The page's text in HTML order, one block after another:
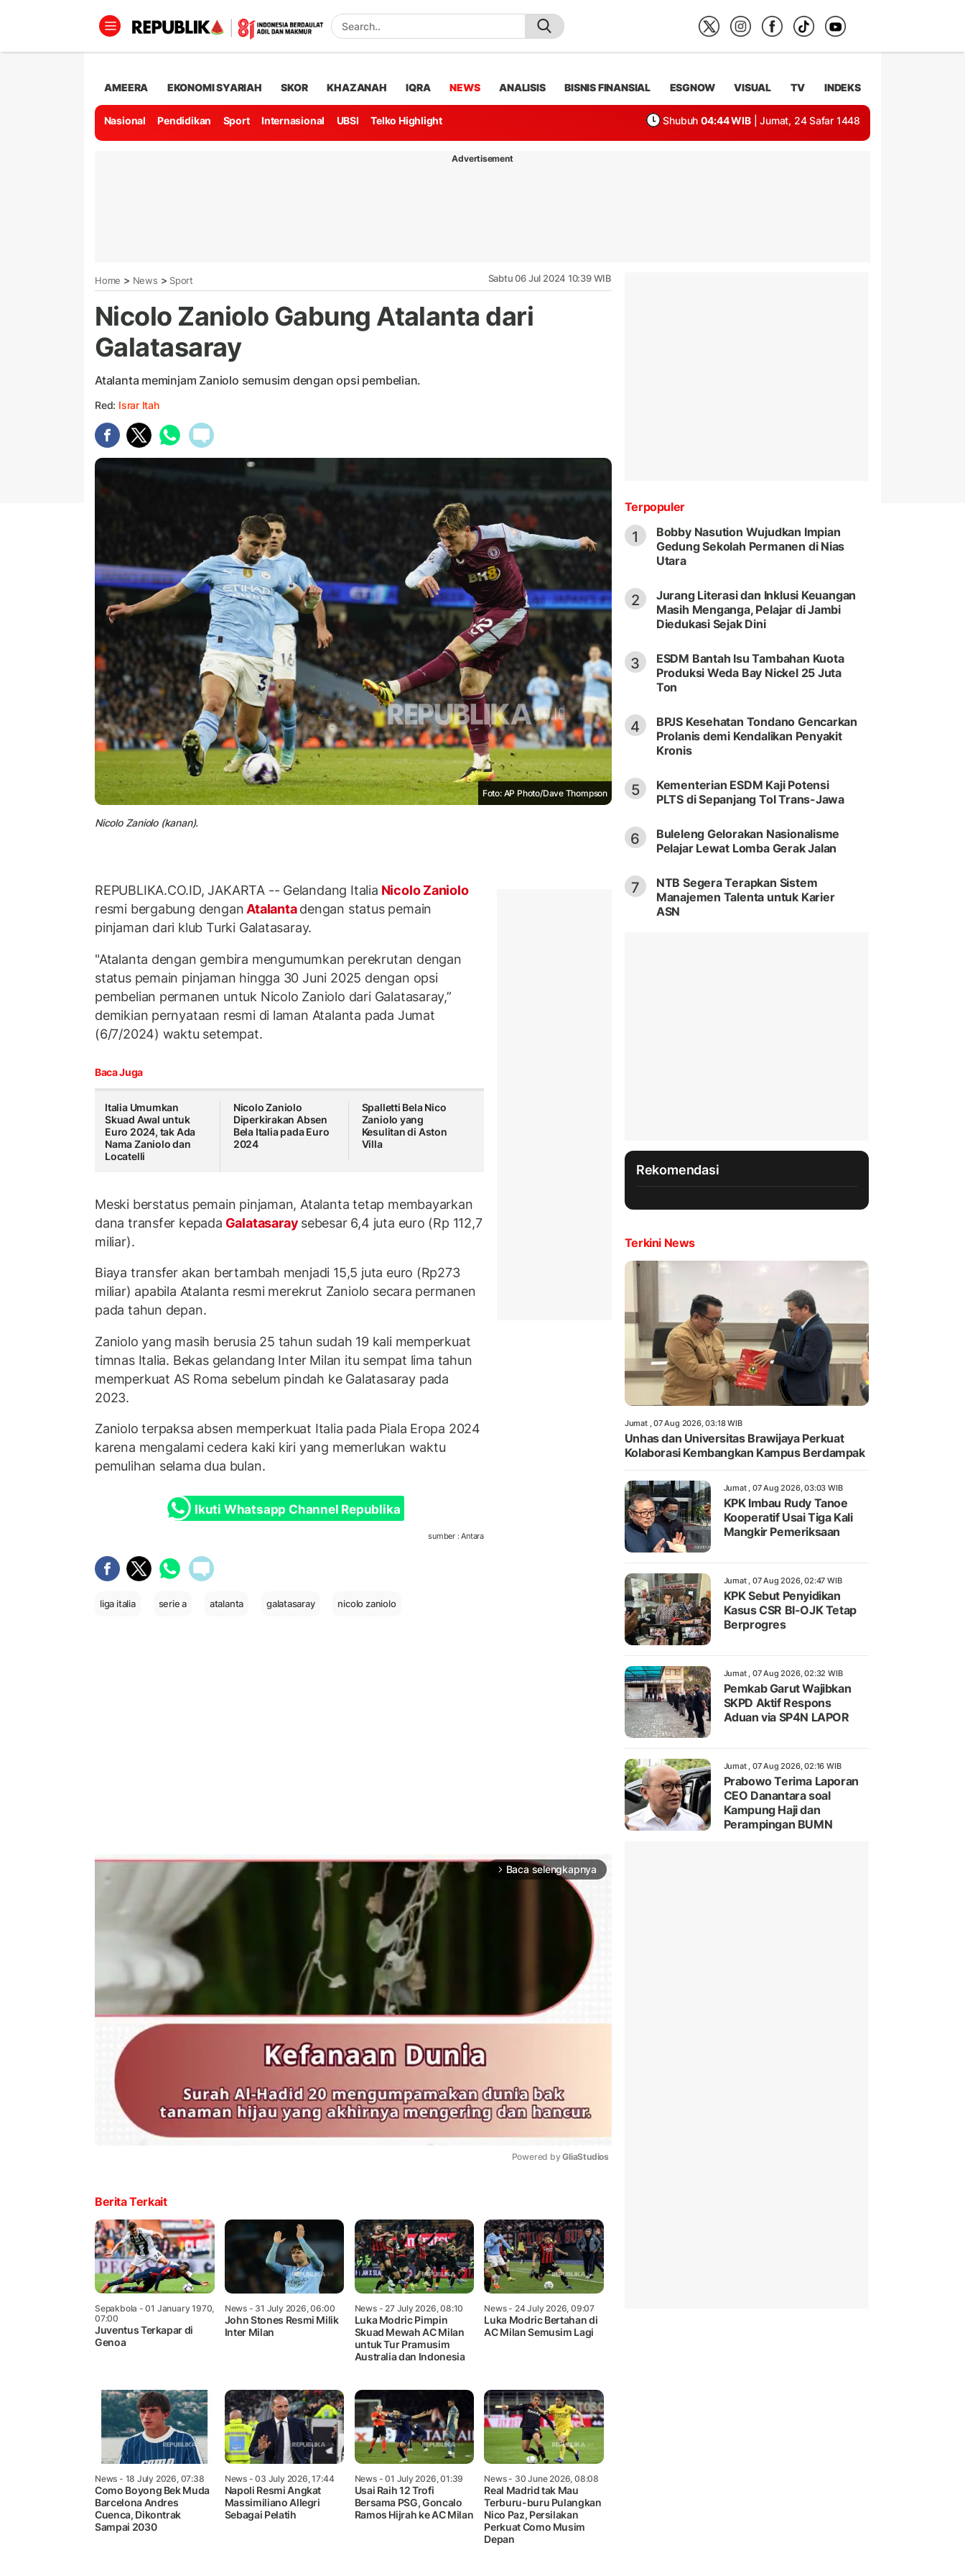
AMEERA EKONOMI SYARIAH SKOR KHAZANAH IQRA NEWS ANALISIS BISNIS FINANSIAL ESGNOW VISUAL TV INDEKS
Nasional Pendidikan Sport Internasional UBSI Telko Highlight Shubuh 04:44 WIB | Jumat, 24 Safar 1448
Advertisement
Home > News > Sport Sabtu 06 Jul 2024 10:39 WIB
Nicolo Zaniolo Gabung Atalanta dari
Galatasaray
Atalanta meminjam Zaniolo semusim dengan opsi pembelian.
Red: Israr Itah
Foto: AP Photo/Dave Thompson
Nicolo Zaniolo (kanan).
REPUBLIKA.CO.ID, JAKARTA -- Gelandang Italia Nicolo Zaniolo
resmi bergabung dengan Atalantadengan status pemain
pinjaman dari klub Turki Galatasaray.
"Atalanta dengan gembira mengumumkan perekrutan dengan
status pemain pinjaman hingga 30 Juni 2025 dengan opsi
pembelian permanen untuk Nicolo Zaniolo dari Galatasaray,”
demikian pernyataan resmi di laman Atalanta pada Jumat
(6/7/2024) waktu setempat.
Baca Juga
Italia Umumkan
Skuad Awal untuk
Euro 2024, tak Ada
Nama Zaniolo dan
Locatelli
Nicolo Zaniolo
Diperkirakan Absen
Bela Italia pada Euro
2024
Spalletti Bela Nico
Zaniolo yang
Kesulitan di Aston
Villa
Meski berstatus pemain pinjaman, Atalanta tetap membayarkan
dana transfer kepada Galatasaray sebesar 6,4 juta euro (Rp 112,7
miliar).
Biaya transfer akan bertambah menjadi 15,5 juta euro (Rp273
miliar) apabila Atalanta resmi merekrut Zaniolo secara permanen
pada tahun depan.
Zaniolo yang masih berusia 25 tahun sudah 19 kali memperkuat
timnas Italia. Bekas gelandang Inter Milan itu sempat lima tahun
memperkuat AS Roma sebelum pindah ke Galatasaray pada
2023.
Zaniolo terpaksa absen memperkuat Italia pada Piala Eropa 2024
karena mengalami cedera kaki kiri yang memerlukan waktu
pemulihan selama dua bulan.
Ikuti Whatsapp Channel Republika
sumber : Antara
liga italia serie a atalanta galatasaray nicolo zaniolo
arrow_forward_ios Baca selengkapnya
Powered by GliaStudios
Berita Terkait
Sepakbola - 01 January 1970,
07:00
Juventus Terkapar di
Genoa
News- 31 July 2026, 06:00
John Stones Resmi Milik
Inter Milan
News- 27 July 2026, 08:10
Luka Modric Pimpin
Skuad Mewah AC Milan
untuk Tur Pramusim
Australia dan Indonesia
News- 24 July 2026, 09:07
Luka Modric Bertahan di
AC Milan Semusim Lagi
News - 18 July 2026, 07:38
Como Boyong Bek Muda
Barcelona Andres
Cuenca, Dikontrak
Sampai 2030
News- 03 July 2026, 17:44
Napoli Resmi Angkat
Massimiliano Allegri
Sebagai Pelatih
News- 01 July 2026, 01:39
Usai Raih 12 Trofi
Bersama PSG, Goncalo
Ramos Hijrah ke AC Milan
News- 30 June 2026, 08:08
Real Madrid tak Mau
Terburu-buru Pulangkan
Nico Paz, Persilakan
Perkuat Como Musim
Depan
Terpopuler
1
Bobby Nasution Wujudkan Impian
Gedung Sekolah Permanen di Nias
Utara
2
Jurang Literasi dan Inklusi Keuangan
Masih Menganga, Pelajar di Jambi
Diedukasi Sejak Dini
3
ESDM Bantah Isu Tambahan Kuota
Produksi Weda Bay Nickel 25 Juta
Ton
4
BPJS Kesehatan Tondano Gencarkan
Prolanis demi Kendalikan Penyakit
Kronis
5
Kementerian ESDM Kaji Potensi
PLTS di Sepanjang Tol Trans-Jawa
6
Buleleng Gelorakan Nasionalisme
Pelajar Lewat Lomba Gerak Jalan
7
NTB Segera Terapkan Sistem
Manajemen Talenta untuk Karier
ASN
Rekomendasi
Terkini News
Jumat , 07 Aug 2026, 03:18 WIB
Unhas dan Universitas Brawijaya Perkuat
Kolaborasi Kembangkan Kampus Berdampak
Jumat , 07 Aug 2026, 03:03 WIB
KPK Imbau Rudy Tanoe
Kooperatif Usai Tiga Kali
Mangkir Pemeriksaan
Jumat , 07 Aug 2026, 02:47 WIB
KPK Sebut Penyidikan
Kasus CSR BI-OJK Tetap
Berprogres
Jumat , 07 Aug 2026, 02:32 WIB
Pemkab Garut Wajibkan
SKPD Aktif Respons
Aduan via SP4N LAPOR
Jumat , 07 Aug 2026, 02:16 WIB
Prabowo Terima Laporan
CEO Danantara soal
Kampung Haji dan
Perampingan BUMN